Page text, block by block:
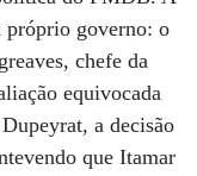
próprio governo: o
chefe da
equivocada
a decisão
que Itamar